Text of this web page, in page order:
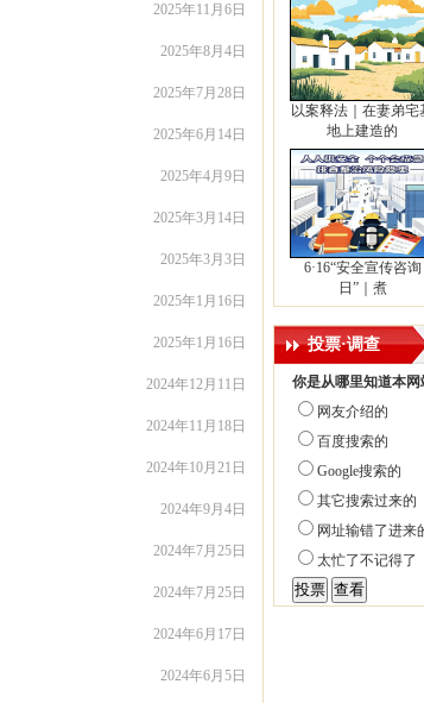
2025年11月6日
2025年8月4日
2025年7月28日
2025年6月14日
2025年4月9日
2025年3月14日
2025年3月3日
2025年1月16日
2025年1月16日
2024年12月11日
2024年11月18日
2024年10月21日
2024年9月4日
2024年7月25日
2024年7月25日
2024年6月17日
2024年6月5日
以案释法｜在妻弟宅
地上建造的
6·16“安全宣传咨询
日”｜煮
投票·调查
你是从哪里知道本网
网友介绍的
百度搜索的
Google搜索的
其它搜索过来的
网址输错了进来
太忙了不记得了